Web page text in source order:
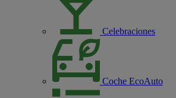
Celebraciones
Coche EcoAuto